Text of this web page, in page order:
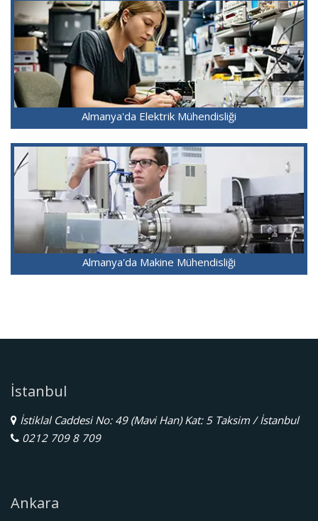
Almanya'da Elektrik Mühendisliği
Almanya'da Makine Mühendisliği
İstanbul
İstiklal Caddesi No: 49 (Mavi Han) Kat: 5 Taksim / İstanbul
0212 709 8 709
Ankara